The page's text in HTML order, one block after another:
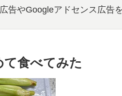
告やGoogleアドセンス広告
食べてみた